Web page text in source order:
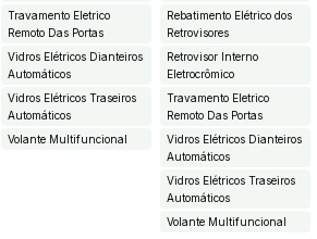
Travamento Eletrico
Remoto Das Portas
Vidros Elétricos Dianteiros
Automáticos
Vidros Elétricos Traseiros
Automáticos
Volante Multifuncional
Rebatimento Elétrico dos
Retrovisores
Retrovisor Interno
Eletrocrômico
Travamento Eletrico
Remoto Das Portas
Vidros Elétricos Dianteiros
Automáticos
Vidros Elétricos Traseiros
Automáticos
Volante Multifuncional